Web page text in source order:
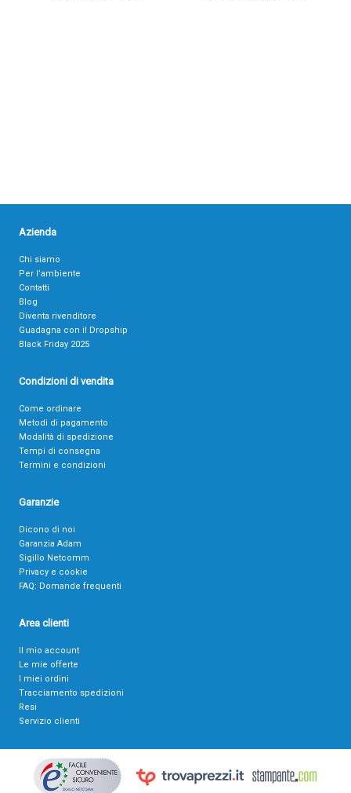
Azienda
Chi siamo
Per l’ambiente
Contatti
Blog
Diventa rivenditore
Guadagna con il Dropship
Black Friday 2025
Condizioni di vendita
Come ordinare
Metodi di pagamento
Modalità di spedizione
Tempi di consegna
Termini e condizioni
Garanzie
Dicono di noi
Garanzia Adam
Sigillo Netcomm
Privacy e cookie
FAQ: Domande frequenti
Area clienti
Il mio account
Le mie offerte
I miei ordini
Tracciamento spedizioni
Resi
Servizio clienti